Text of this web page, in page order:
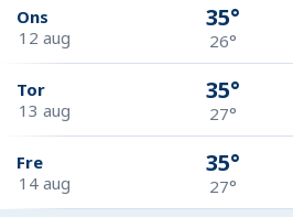
Ons
12 aug
35°
26°
Tor
13 aug
35°
27°
Fre
14 aug
35°
27°